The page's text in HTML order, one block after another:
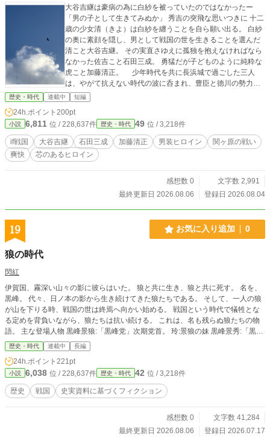
大谷吉継は豪病の為に白紗を被っていたのではなかったー
「男の子として生きてみぬか」 秀吉の突飛な思いつきに 十二
歳の少女清（きよ）は白紗を纏うことを自ら願い出る。 白紗
の奥に素顔を隠し、男として戦国の世を生きることを選んだ
清こと大谷吉継。 その実直さゆえに孤独を抱えなければなら
なかった佐吉こと石田三成。 勇猛だが子どものように純粋な
虎こと加藤清正。 少年時代を共に長浜城で過ごした三人
は、やがて抗えない時代の波に呑まれ、豊臣と徳川の勢力に
分かれることになる。 「そなたに頼みがあるのだ」 避けられ
ない戦いを前に 三成はある願いを吉継に託すー 全31話・完結
済 毎日1話ずつ21時50分に自動更新されます ※本作は『カ
クヨム』にも重複投稿しています
歴史・時代 連載中 短編
24h.ポイント 200pt
小説 6,811 位 / 228,637件 歴史・時代 49 位 / 3,218件
if戦国 大谷吉継 石田三成 加藤清正 男装ヒロイン
関ヶ原の戦い
爽快
芯のあるヒロイン
感想数 0
文字数 2,991
最終更新日 2026.08.06
登録日 2026.08.04
19 お気に入り追加 0
狼の時代
閃紅
伊賀国、霧深い山々の影に彼らはいた。 狼と共に生き、狼と共に死す。 名を、
黒峰。 代々、日ノ本の影から生き続けてきた狼たちである。 そして、一人の狼
が山を下りる時、戦国の世は終焉へ向かい始める。 戦国という時代で犠牲とな
る定めを背負いながら、狼たちは抗い続ける。 これは、名も残らぬ狼たちの物
語。 主な登場人物 黒峰景狼:「黒峰党」次期党首。 玲:景狼の妹 黒峰景秀:「黒峰
党」現当主。景狼の父。 珠洲:景狼玲の母。景秀の妻。 多羅尾冴:甲賀の国人、多
羅尾光俊の娘。 柘植三郎左衛門:伊賀惣国のメンバー。 柘植新八:三郎左衛門の
子。通称、下柘植の大猿。 百地三太夫:伊賀惣国のメンバー。 藤林長門守:伊賀惣
国のメンバー。 沢村一学:伊賀惣国のメンバー。 澄海:平楽寺住職。 柳生新左衛
門:柳生家当主。諱は宗厳。 鍋:新左衛門の妻。 柳生新次郎:新左衛門の子。諱は
厳勝。 栄厳:柳生家先代当主。新左衛門の父。諱は家厳。
歴史・時代 連載中 長編
24h.ポイント 221pt
小説 6,038 位 / 228,637件 歴史・時代 42 位 / 3,218件
歴史 戦国 史実資料に基づくフィクション
感想数 0
文字数 41,284
最終更新日 2026.08.06
登録日 2026.07.17